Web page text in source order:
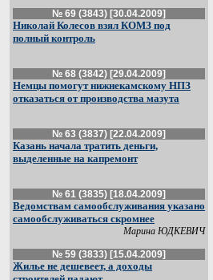
№ 69 (3843) [30.04.2009]
Николай Колесов взял КОМЗ под
полный контроль
№ 68 (3842) [29.04.2009]
Немцы помогут нижнекамскому НПЗ
отказаться от производства мазута
№ 63 (3837) [22.04.2009]
Казань начала тратить деньги,
выделенные на капремонт
№ 61 (3835) [18.04.2009]
Ведомствам самообслуживания указано
самообслуживаться скромнее
Марина ЮДКЕВИЧ
№ 59 (3833) [15.04.2009]
Жилье не дешевеет, а доходы